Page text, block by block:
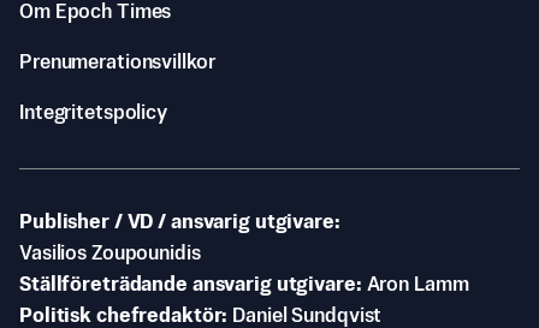
Om Epoch Times
Prenumerationsvillkor
Integritetspolicy
Publisher / VD / ansvarig utgivare
Vasilios Zoupounidis
Ställföreträdande ansvarig utgivare Aron Lamm
Politisk chefredaktör
Daniel Sundqvist